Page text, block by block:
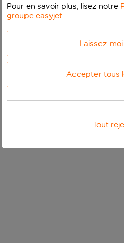
Pour en savoir plus, lisez notre
groupe easyjet.
Laissez-
Accepter tous
Tout